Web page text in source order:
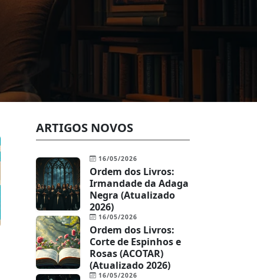
ARTIGOS NOVOS
16/05/2026
Ordem dos Livros:
Irmandade da Adaga
Negra (Atualizado
2026)
16/05/2026
Ordem dos Livros:
Corte de Espinhos e
Rosas (ACOTAR)
(Atualizado 2026)
16/05/2026